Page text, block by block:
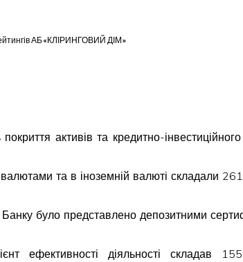
АБ «КЛІРИНГОВИЙ ДІМ»
активів та кредитно-
валютами та в іноземній валюті складали
було представлено депозитними
ефективності діяльності складав